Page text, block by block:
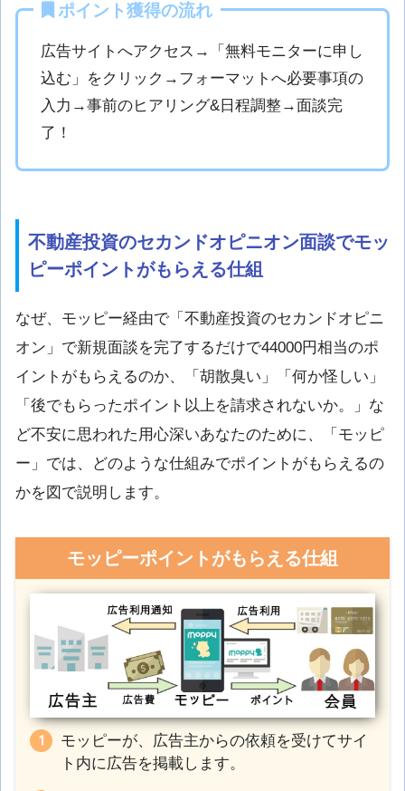
ポイント獲得の流れ
広告サイトへアクセス→「無料モニターに申し
込む」をクリック→フォーマットへ必要事項の
入力→事前のヒアリング&日程調整→面談完
了！
不動産投資のセカンドオピニオン面談でモッ
ピーポイントがもらえる仕組
なぜ、モッピー経由で「不動産投資のセカンドオピニ
オン」で新規面談を完了するだけで44000円相当のポ
イントがもらえるのか、「胡散臭い」「何か怪しい」
「後でもらったポイント以上を請求されないか。」な
ど不安に思われた用心深いあなたのために、「モッピ
ー」では、どのような仕組みでポイントがもらえるの
かを図で説明します。
モッピーポイントがもらえる仕組
モッピーが、広告主からの依頼を受けてサイ
ト内に広告を掲載します。